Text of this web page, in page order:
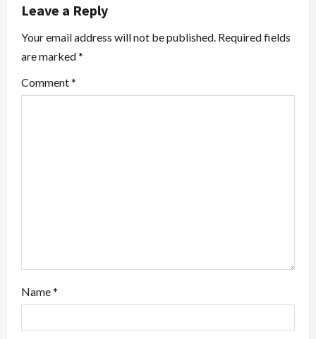
v
i
g
Leave a Reply
Your email address will not be published. Required fields
are marked*
Comment*
Name*